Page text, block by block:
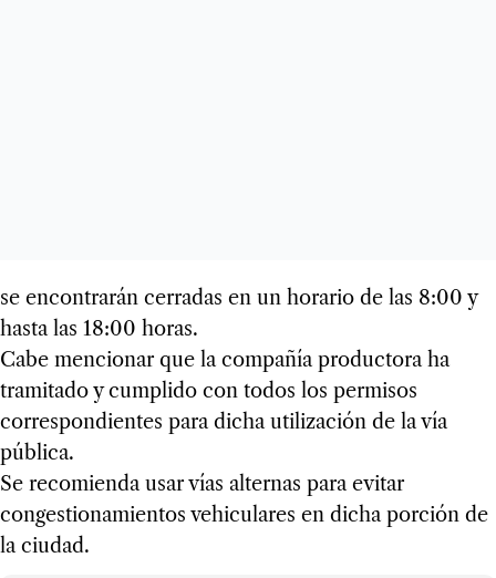
se encontrarán cerradas en un horario de las 8:00 y
hasta las 18:00 horas.
Cabe mencionar que la compañía productora ha
tramitado y cumplido con todos los permisos
correspondientes para dicha utilización de la vía
pública.
Se recomienda usar vías alternas para evitar
congestionamientos vehiculares en dicha porción de
la ciudad.